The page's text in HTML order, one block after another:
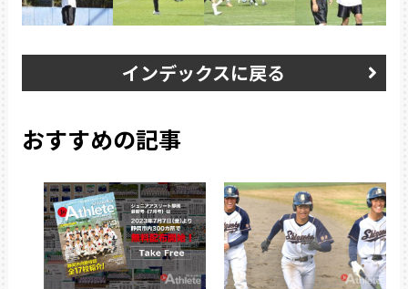
インデックスに戻る
おすすめの記事